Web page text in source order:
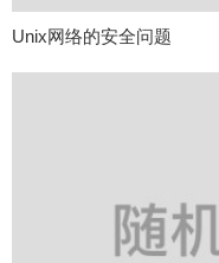
Unix网络的安全问题